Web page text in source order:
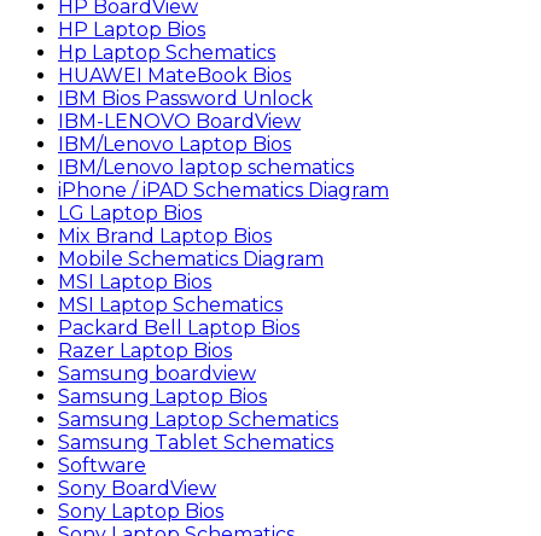
HP BoardView
HP Laptop Bios
Hp Laptop Schematics
HUAWEI MateBook Bios
IBM Bios Password Unlock
IBM-LENOVO BoardView
IBM/Lenovo Laptop Bios
IBM/Lenovo laptop schematics
iPhone / iPAD Schematics Diagram
LG Laptop Bios
Mix Brand Laptop Bios
Mobile Schematics Diagram
MSI Laptop Bios
MSI Laptop Schematics
Packard Bell Laptop Bios
Razer Laptop Bios
Samsung boardview
Samsung Laptop Bios
Samsung Laptop Schematics
Samsung Tablet Schematics
Software
Sony BoardView
Sony Laptop Bios